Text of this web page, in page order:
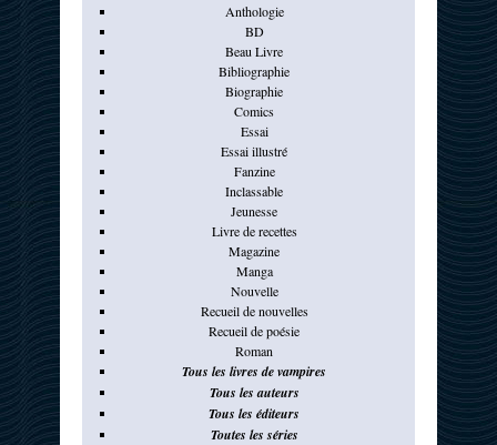
Anthologie
BD
Beau Livre
Bibliographie
Biographie
Comics
Essai
Essai illustré
Fanzine
Inclassable
Jeunesse
Livre de recettes
Magazine
Manga
Nouvelle
Recueil de nouvelles
Recueil de poésie
Roman
Tous les livres de vampires
Tous les auteurs
Tous les éditeurs
Toutes les séries